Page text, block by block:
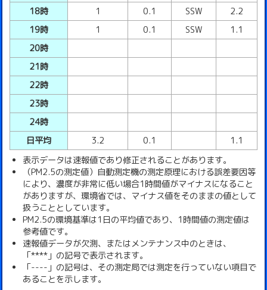
18時
1 0.1 SSW
2.2
19時
1 0.1 SSW
1.1
20時
21時
22時
23時
24時
日平均
3.2 0.1
1.1
表示データは速報値であり修正されることがあります。
（PM2.5の測定値）自動測定機の測定原理における誤差要因等
により、濃度が非常に低い場合1時間値がマイナスになること
がありますが、環境省では、マイナス値をそのままの値として
扱うこととしています。
PM2.5の環境基準は1日の平均値であり、1時間値の測定値は
参考値です。
速報値データが欠測、またはメンテナンス中のときは、
「****」の記号で表示されます。
「----」の記号は、その測定局では測定を行っていない項目で
あることを示します。